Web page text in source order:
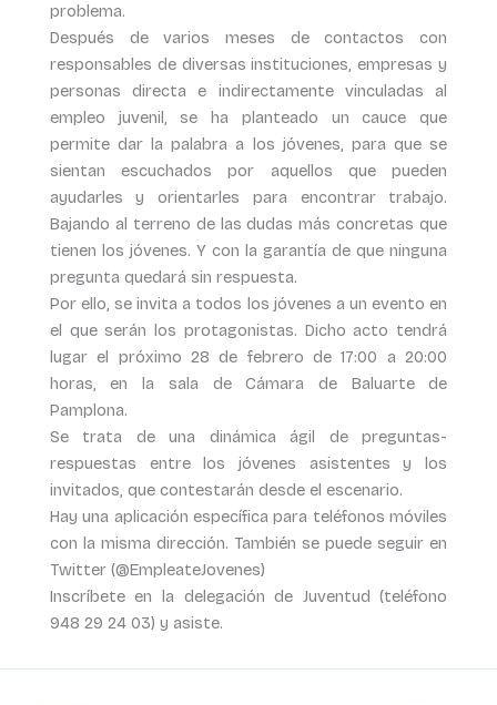
problema.
Después de varios meses de contactos con
responsables de diversas instituciones, empresas y
personas directa e indirectamente vinculadas al
empleo juvenil, se ha planteado un cauce que
permite dar la palabra a los jóvenes, para que se
sientan escuchados por aquellos que pueden
ayudarles y orientarles para encontrar trabajo.
Bajando al terreno de las dudas más concretas que
tienen los jóvenes. Y con la garantía de que ninguna
pregunta quedará sin respuesta.
Por ello, se invita a todos los jóvenes a un evento en
el que serán los protagonistas. Dicho acto tendrá
lugar el próximo 28 de febrero de 17:00 a 20:00
horas, en la sala de Cámara de Baluarte de
Pamplona.
Se trata de una dinámica ágil de preguntas-
respuestas entre los jóvenes asistentes y los
invitados, que contestarán desde el escenario.
Hay una aplicación específica para teléfonos móviles
con la misma dirección. También se puede seguir en
Twitter (@EmpleateJovenes)
Inscríbete en la delegación de Juventud (teléfono
948 29 24 03) y asiste.